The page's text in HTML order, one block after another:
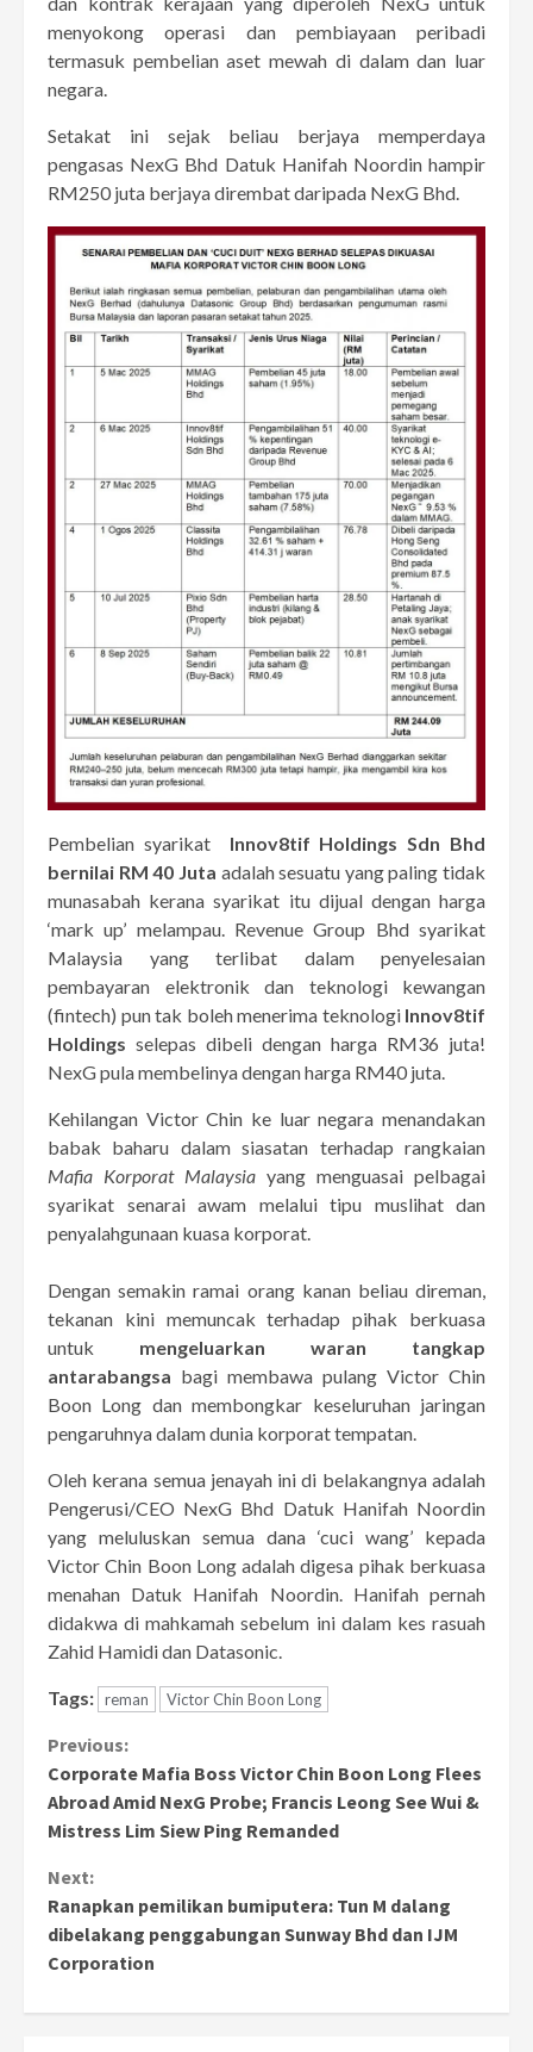
menyokong operasi dan pembiayaan peribadi
termasuk pembelian aset mewah di dalam dan luar
negara.
Setakat ini sejak beliau berjaya memperdaya
pengasas NexG Bhd Datuk Hanifah Noordin hampir
RM250 juta berjaya dirembat daripada NexG Bhd.
Pembelian syarikat
Innov8tif Holdings Sdn Bhd
bernilai RM 40 Juta adalah sesuatu yang paling tidak
munasabah kerana syarikat itu dijual dengan harga
‘mark up’ melampau. Revenue Group Bhd syarikat
Malaysia yang terlibat dalam penyelesaian
pembayaran elektronik dan teknologi kewangan
(fintech) pun tak boleh menerima teknologi Innov8tif
Holdings selepas dibeli dengan harga RM36 juta!
NexG pula membelinya dengan harga RM40 juta.
Kehilangan Victor Chin ke luar negara menandakan
babak baharu dalam siasatan terhadap rangkaian
Mafia Korporat Malaysia yang menguasai pelbagai
syarikat senarai awam melalui tipu muslihat dan
penyalahgunaan kuasa korporat.
Dengan semakin ramai orang kanan beliau direman,
tekanan kini memuncak terhadap pihak berkuasa
untuk mengeluarkan waran tangkap
antarabangsa bagi membawa pulang Victor Chin
Boon Long dan membongkar keseluruhan jaringan
pengaruhnya dalam dunia korporat tempatan.
Oleh kerana semua jenayah ini di belakangnya adalah
Pengerusi/CEO NexG Bhd Datuk Hanifah Noordin
yang meluluskan semua dana ‘cuci wang’ kepada
Victor Chin Boon Long adalah digesa pihak berkuasa
menahan Datuk Hanifah Noordin. Hanifah pernah
didakwa di mahkamah sebelum ini dalam kes rasuah
Zahid Hamidi dan Datasonic.
Tags: reman Victor Chin Boon Long
Continue
Reading
Previous:
Corporate Mafia Boss Victor Chin Boon Long Flees
Abroad Amid NexG Probe; Francis Leong See Wui &
Mistress Lim Siew Ping Remanded
Next:
Ranapkan pemilikan bumiputera: Tun M dalang
dibelakang penggabungan Sunway Bhd dan IJM
Corporation